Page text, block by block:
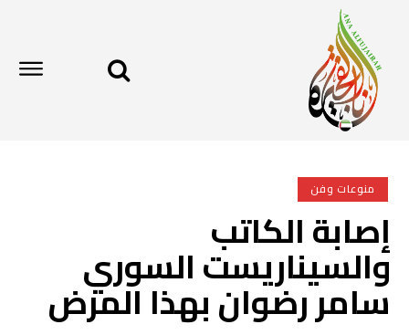
منوعات وفن
إصابة الكاتب
والسيناريست السوري
سامر رضوان بهذا المرض